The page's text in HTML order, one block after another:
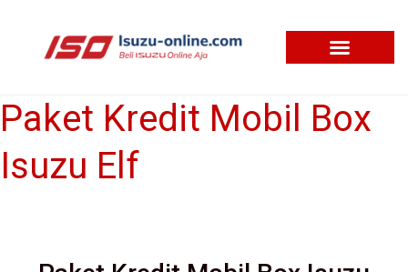
Paket Kredit Mobil Box
Isuzu Elf
Paket
Kredit
Mobil